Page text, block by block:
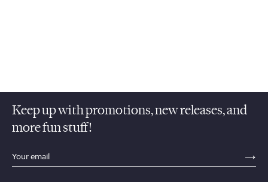
Keep up with promotions, new releases, and
more fun stuff!
sections.footer.email_field_ada_label